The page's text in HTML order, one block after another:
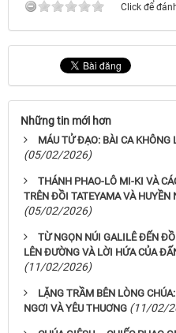
Click để
Những tin mới hơn
MÁU TỬ ĐẠO: BÀI CA
(05/02/2026)
THÁNH PHAO-LÔ MI-KI VÀ
TRÊN ĐỒI TATEYAMA VÀ
(05/02/2026)
TỪ NGỌN NÚI GALILÊ ĐẾN
LÊN ĐƯỜNG VÀ LỜI HỨA CỦA
(11/02/2026)
LẶNG TRẦM BÊN LÒNG
NGƠI VÀ YÊU THUƠNG (11/02/